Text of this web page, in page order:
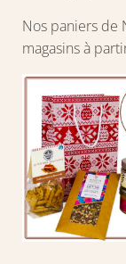
Nos paniers de
magasins à